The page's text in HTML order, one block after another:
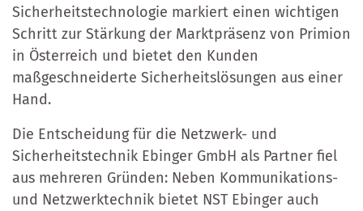
Sicherheitstechnologie markiert einen wichtigen
Schritt zur Stärkung der Marktpräsenz von Primion
in Österreich und bietet den Kunden
maßgeschneiderte Sicherheitslösungen aus einer
Hand.
Die Entscheidung für die Netzwerk- und
Sicherheitstechnik Ebinger GmbH als Partner fiel
aus mehreren Gründen: Neben Kommunikations-
und Netzwerktechnik bietet NST Ebinger auch